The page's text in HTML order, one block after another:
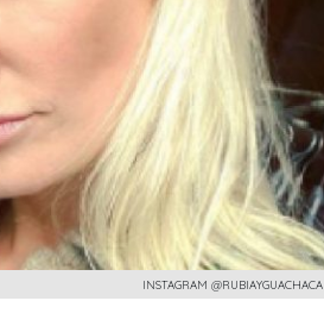
INSTAGRAM @RUBIAYGUACHACA